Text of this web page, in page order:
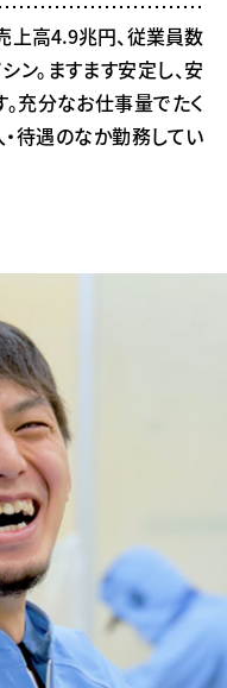
上高4.9兆円、従業員数
。ますます安定し、安
充分なお仕事量でたく
待遇のなか勤務してい